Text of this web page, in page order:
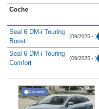
Coche
Seal 6 DM-i Touring
Boost
(09/2025 - )
Seal 6 DM-i Touring
Comfort
(09/2025 - )
A la venta